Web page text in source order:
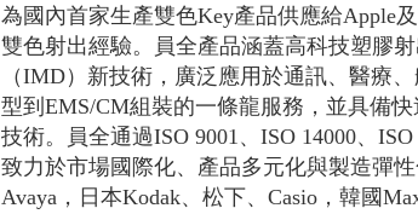
為國內首家生產雙色Key產品供應給Apple
雙色射出經驗。員全產品涵蓋高科技塑膠
（IMD）新技術，廣泛應用於通訊、醫療
型到EMS/CM組裝的一條龍服務，並具備
技術。員全通過ISO 9001、ISO 14000、
致力於市場國際化、產品多元化與製造彈
Avaya，日本Kodak、松下、Casio，韓國